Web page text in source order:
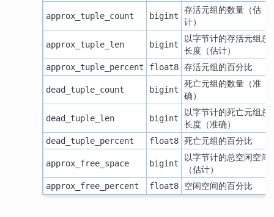
approx_tuple_count bigint
存活元组的数量（估
计）
approx_tuple_len bigint
以字节计的存活元组总
长度（估计）
approx_tuple_percent float8 存活元组的百分比
dead_tuple_count bigint
死亡元组的数量（准
确）
dead_tuple_len bigint
以字节计的死亡元组总
长度（准确）
dead_tuple_percent float8 死亡元组的百分比
approx_free_space bigint
以字节计的总空闲空间
（估计）
approx_free_percent float8 空闲空间的百分比